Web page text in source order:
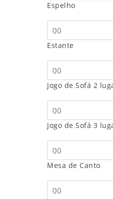
Espelho
Estante
Jogo de Sofá 2
Jogo de Sofá 3
Mesa de Canto